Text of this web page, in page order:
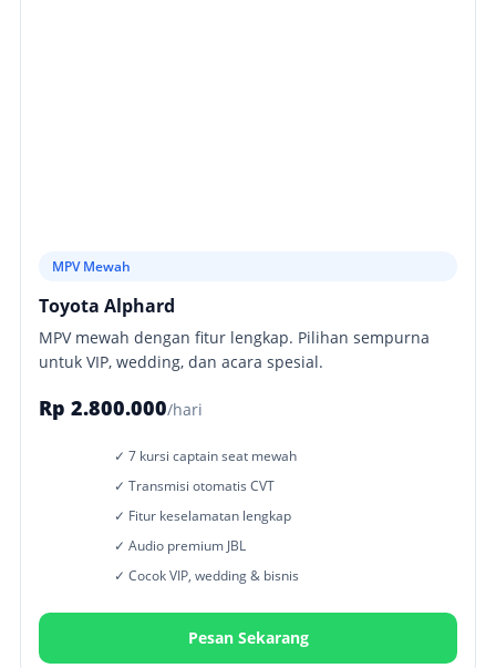
MPV Mewah
Toyota Alphard
MPV mewah dengan fitur lengkap. Pilihan sempurna
untuk VIP, wedding, dan acara spesial.
Rp 2.800.000/hari
✓ 7 kursi captain seat mewah
✓ Transmisi otomatis CVT
✓ Fitur keselamatan lengkap
✓ Audio premium JBL
✓ Cocok VIP, wedding & bisnis
Pesan Sekarang